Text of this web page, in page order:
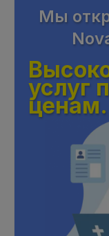
Мы
услуг
ценам.